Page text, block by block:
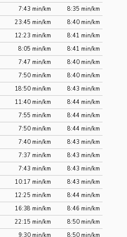
7:43 min/km
8:35 min/km
23:45 min/km
8:40 min/km
12:23 min/km
8:41 min/km
8:05 min/km
8:41 min/km
7:47 min/km
8:40 min/km
7:50 min/km
8:40 min/km
18:50 min/km
8:43 min/km
11:40 min/km
8:44 min/km
7:55 min/km
8:44 min/km
7:50 min/km
8:44 min/km
7:40 min/km
8:43 min/km
7:37 min/km
8:43 min/km
7:43 min/km
8:43 min/km
10:17 min/km
8:43 min/km
12:25 min/km
8:44 min/km
16:38 min/km
8:46 min/km
22:15 min/km
8:50 min/km
9:30 min/km
8:50 min/km